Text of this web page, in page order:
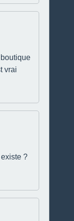
vrai
?